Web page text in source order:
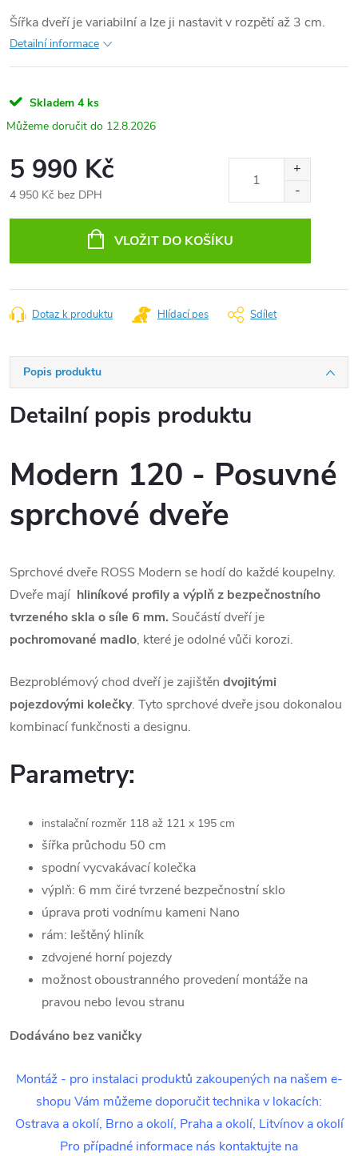
Šířka dveří je variabilní a lze ji nastavit v rozpětí až 3 cm.
Detailní informace
Skladem 4 ks
12.8.2026
5 990 Kč
4 950 Kč bez DPH
VLOŽIT DO KOŠÍKU
Dotaz k produktu Hlídací pes Sdílet
Popis produktu
Detailní popis produktu
Modern 120 - Posuvné
sprchové dveře
Sprchové dveře ROSS Modern se hodí do každé koupelny.
Dveře mají hliníkové profily a výplň z bezpečnostního
tvrzeného skla o síle 6 mm. Součástí dveří je
pochromované madlo, které je odolné vůči korozi.
Bezproblémový chod dveří je zajištěn dvojitými
pojezdovými kolečky. Tyto sprchové dveře jsou dokonalou
kombinací funkčnosti a designu.
Parametry:
instalační rozměr 118 až 121 x 195 cm
šířka průchodu 50 cm
spodní vycvakávací kolečka
výplň: 6 mm čiré tvrzené bezpečnostní sklo
úprava proti vodnímu kameni Nano
rám: leštěný hliník
zdvojené horní pojezdy
možnost oboustranného provedení montáže na
pravou nebo levou stranu
Dodáváno bez vaničky
Montáž - pro instalaci produktů zakoupených na našem e-
shopu Vám můžeme doporučit technika v lokacích:
Ostrava a okolí, Brno a okolí, Praha a okolí, Litvínov a okolí
Pro případné informace nás kontaktujte na